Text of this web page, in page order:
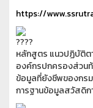
https://
หลักสูตร แนวปฏิบัติต
องค์กรปกครองส่วน
ข้อมูลที่ยังชีพของกร
การฐานข้อมูลสวัสดิ